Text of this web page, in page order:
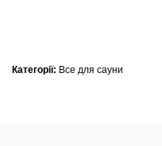
Категорії: Все для сауни